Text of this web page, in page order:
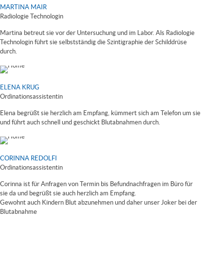
MARTINA MAIR
Radiologie Technologin
Martina betreut sie vor der Untersuchung und im Labor. Als Radiologie
Technologin führt sie selbstständig die Szintigraphie der Schilddrüse
durch.
ELENA KRUG
Ordinationsassistentin
Elena begrüßt sie herzlich am Empfang, kümmert sich am Telefon um sie
und führt auch schnell und geschickt Blutabnahmen durch.
CORINNA REDOLFI
Ordinationsassistentin
Corinna ist für Anfragen von Termin bis Befundnachfragen im Büro für
sie da und begrüßt sie auch herzlich am Empfang.
Gewohnt auch Kindern Blut abzunehmen und daher unser Joker bei der
Blutabnahme